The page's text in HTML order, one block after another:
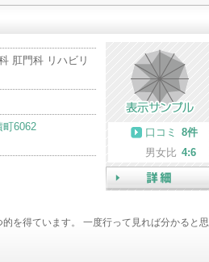
肛門科 リハビリ
町6062 口コミ
8件
男女比 4:6
を得ています。 一度行って見れば分かると思